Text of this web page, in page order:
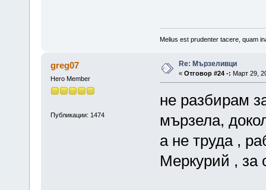
Melius est prudenter tacere, quam
greg07
Hero Member
Публикации: 1474
Re: Мързеливци
« Отговор #24 -: Март 29,
не разбирам
мързела,
а не труда ,
Меркурий , за